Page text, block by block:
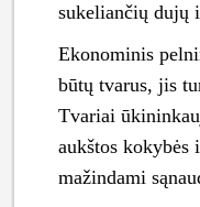
sukeliančių dujų
Ekonominis
būtų tvarus, jis
Tvariai
aukštos
mažindami